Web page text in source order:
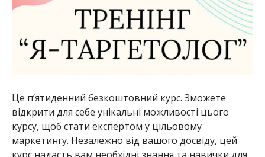
Це п’ятиденний безкоштовний курс. Зможете
відкрити для себе унікальні можливості цього
курсу, щоб стати експертом у цільовому
маркетингу. Незалежно від вашого досвіду, цей